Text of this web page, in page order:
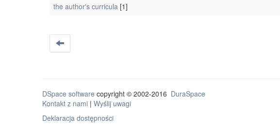
the author's curricula [1]
DSpace software copyright © 2002-2016 DuraSpace
Kontakt z nami | Wyślij uwagi
Deklaracja dostępności